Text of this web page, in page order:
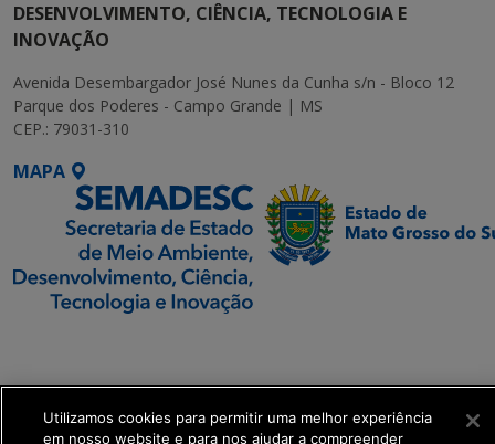
DESENVOLVIMENTO, CIÊNCIA, TECNOLOGIA E
INOVAÇÃO
Avenida Desembargador José Nunes da Cunha s/n - Bloco 12
Parque dos Poderes - Campo Grande | MS
CEP.: 79031-310
MAPA
Transformação Digital
Utilizamos cookies para permitir uma melhor experiência
em nosso website e para nos ajudar a compreender